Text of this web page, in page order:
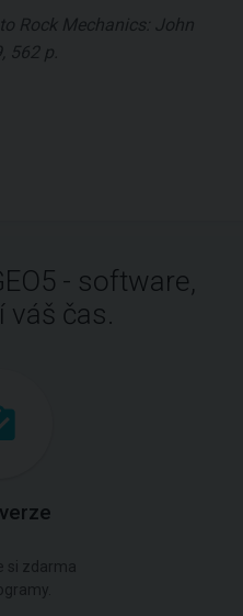
Rock Mechanics: John
562 p.
- software,
váš čas.
si zdarma